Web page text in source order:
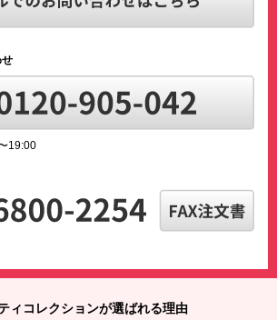
19:00
ィコレクションが選ばれる理由